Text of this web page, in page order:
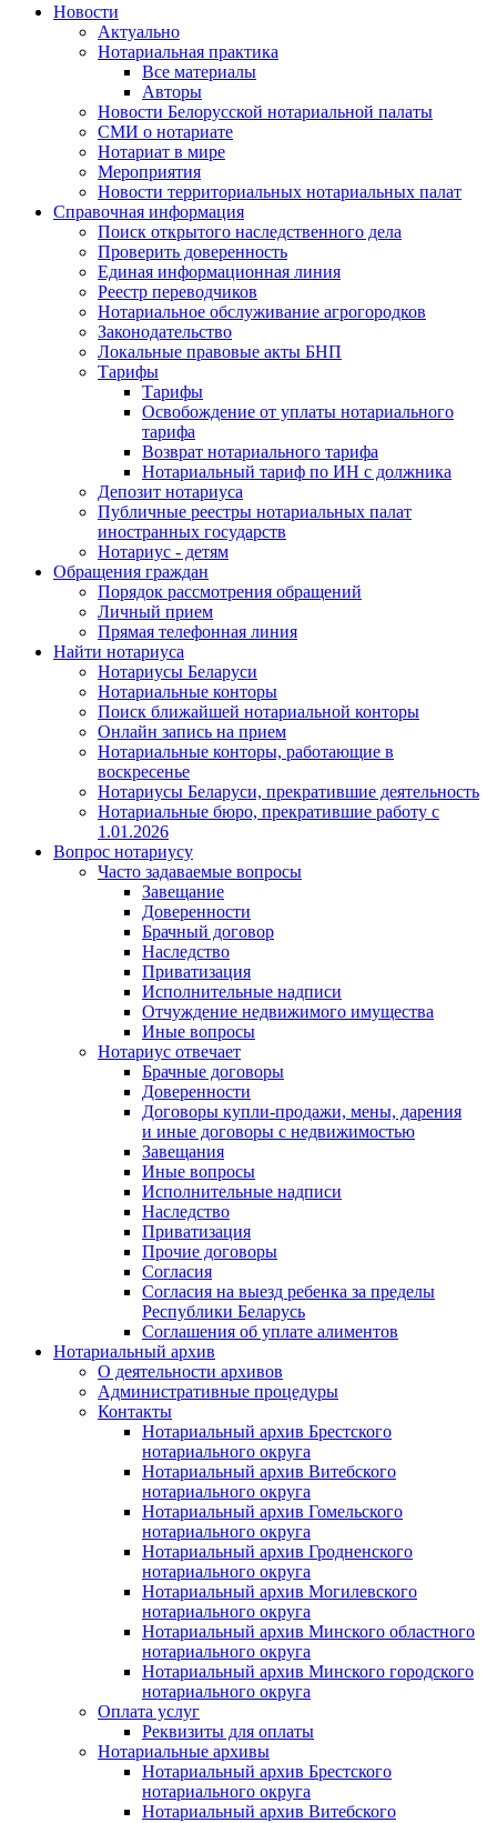
Новости
Актуально
Нотариальная практика
Все материалы
Авторы
Новости Белорусской нотариальной палаты
СМИ о нотариате
Нотариат в мире
Мероприятия
Новости территориальных нотариальных палат
Справочная информация
Поиск открытого наследственного дела
Проверить доверенность
Единая информационная линия
Реестр переводчиков
Нотариальное обслуживание агрогородков
Законодательство
Локальные правовые акты БНП
Тарифы
Тарифы
Освобождение от уплаты нотариального
тарифа
Возврат нотариального тарифа
Нотариальный тариф по ИН с должника
Депозит нотариуса
Публичные реестры нотариальных палат
иностранных государств
Нотариус - детям
Обращения граждан
Порядок рассмотрения обращений
Личный прием
Прямая телефонная линия
Найти нотариуса
Нотариусы Беларуси
Нотариальные конторы
Поиск ближайшей нотариальной конторы
Онлайн запись на прием
Нотариальные конторы, работающие в
воскресенье
Нотариусы Беларуси, прекратившие деятельность
Нотариальные бюро, прекратившие работу с
1.01.2026
Вопрос нотариусу
Часто задаваемые вопросы
Завещание
Доверенности
Брачный договор
Наследство
Приватизация
Исполнительные надписи
Отчуждение недвижимого имущества
Иные вопросы
Нотариус отвечает
Брачные договоры
Доверенности
Договоры купли-продажи, мены, дарения
и иные договоры с недвижимостью
Завещания
Иные вопросы
Исполнительные надписи
Наследство
Приватизация
Прочие договоры
Согласия
Согласия на выезд ребенка за пределы
Республики Беларусь
Соглашения об уплате алиментов
Нотариальный архив
О деятельности архивов
Административные процедуры
Контакты
Нотариальный архив Брестского
нотариального округа
Нотариальный архив Витебского
нотариального округа
Нотариальный архив Гомельского
нотариального округа
Нотариальный архив Гродненского
нотариального округа
Нотариальный архив Могилевского
нотариального округа
Нотариальный архив Минского областного
нотариального округа
Нотариальный архив Минского городского
нотариального округа
Оплата услуг
Реквизиты для оплаты
Нотариальные архивы
Нотариальный архив Брестского
нотариального округа
Нотариальный архив Витебского